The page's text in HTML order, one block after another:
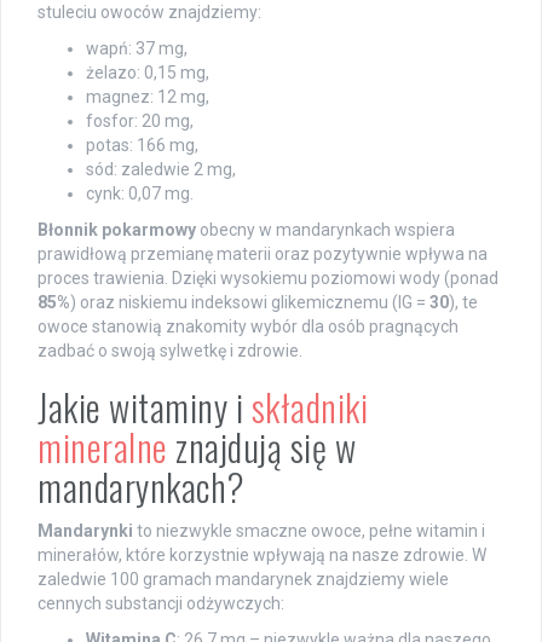
stuleciu owoców znajdziemy:
wapń: 37 mg,
żelazo: 0,15 mg,
magnez: 12 mg,
fosfor: 20 mg,
potas: 166 mg,
sód: zaledwie 2 mg,
cynk: 0,07 mg.
Błonnik pokarmowy obecny w mandarynkach wspiera
prawidłową przemianę materii oraz pozytywnie wpływa na
proces trawienia. Dzięki wysokiemu poziomowi wody (ponad
85%) oraz niskiemu indeksowi glikemicznemu (IG = 30), te
owoce stanowią znakomity wybór dla osób pragnących
zadbać o swoją sylwetkę i zdrowie.
Jakie witaminy iskładniki
mineralne znajdują się w
mandarynkach?
Mandarynki to niezwykle smaczne owoce, pełne witamin i
minerałów, które korzystnie wpływają na nasze zdrowie. W
zaledwie 100 gramach mandarynek znajdziemy wiele
cennych substancji odżywczych: